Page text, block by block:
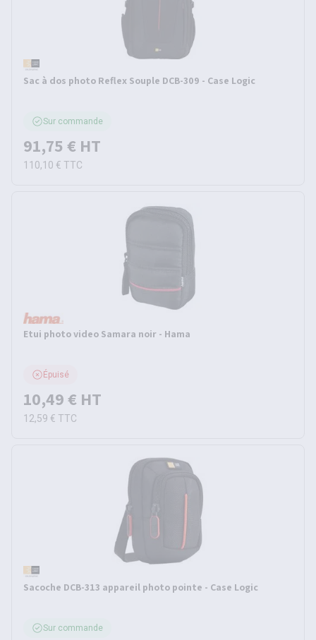
Sac à dos photo Reflex Souple DCB-309 - Case Logic
Sur commande
91,75 € HT
110,10 € TTC
Etui photo video Samara noir - Hama
Épuisé
10,49 € HT
12,59 € TTC
Sacoche DCB-313 appareil photo pointe - Case Logic
Sur commande